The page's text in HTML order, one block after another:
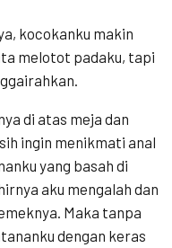
kocokanku makin
melotot padaku, tapi
di atas meja dan
ingin menikmati anal
yang basah di
aku mengalah dan
Maka tanpa
dengan keras